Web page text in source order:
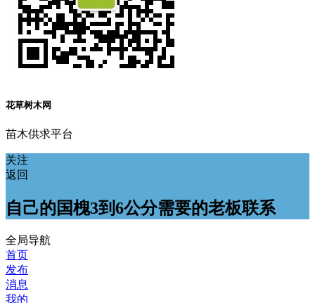
花草树木网
苗木供求平台
关注
返回
自己的国槐3到6公分需要的老板联系
全局导航
首页
发布
消息
我的